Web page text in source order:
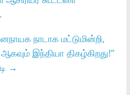
நாடாக மட்டுமின்றி,
இந்தியா திகழ்கிறது!”
→